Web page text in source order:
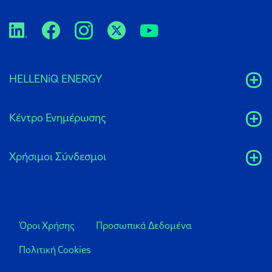
HELLENiQ ENERGY
Κέντρο Ενημέρωσης
Xρήσιμοι Σύνδεσμοι
Όροι Χρήσης Προσωπικά Δεδομένα
Πολιτική Cookies